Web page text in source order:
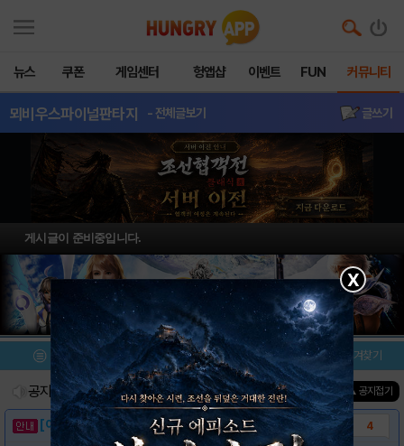
뉴스 쿠폰 게임센터 헝앱샵 이벤트 FUN 커뮤니티
뫼비우스파이널판타지 - 전체글보기 글쓰기
게시글이 준비중입니다.
메뉴 이벤트/미션 설치/평가 즐겨찾기
공지사항 진행중인 이벤트0건 ▲ 공지접기
[이벤트] 웃음으로 매일매일 해피! 유머 게시.. 4
X